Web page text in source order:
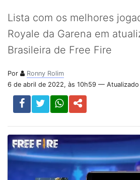
Lista com os melhores
Royale da Garena em
Brasileira de Free Fire
Por
Ronny Rolim
6 de abril de 2022, às 10h59 — Atualizado